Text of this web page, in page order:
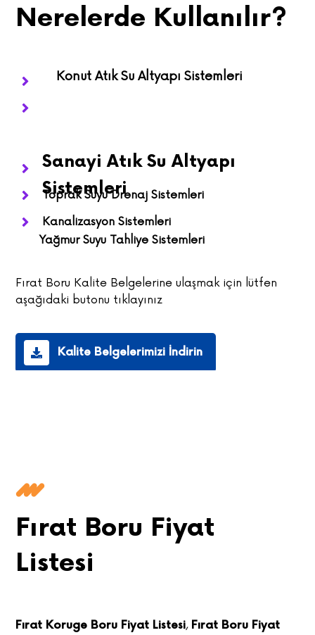
Nerelerde Kullanılır?
Konut Atık Su Altyapı Sistemleri
Sanayi Atık Su Altyapı
Sistemleri
Yağmur Suyu Tahliye Sistemleri
Toprak Suyu Drenaj Sistemleri
Kanalizasyon Sistemleri
Fırat Boru Kalite Belgelerine ulaşmak için lütfen
aşağıdaki butonu tıklayınız
Kalite Belgelerimizi İndirin
Fırat Boru Fiyat
Listesi
Fırat Koruge Boru Fiyat Listesi, Fırat Boru Fiyat